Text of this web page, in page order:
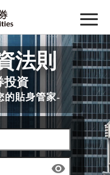
法則
投資
的貼身管家-